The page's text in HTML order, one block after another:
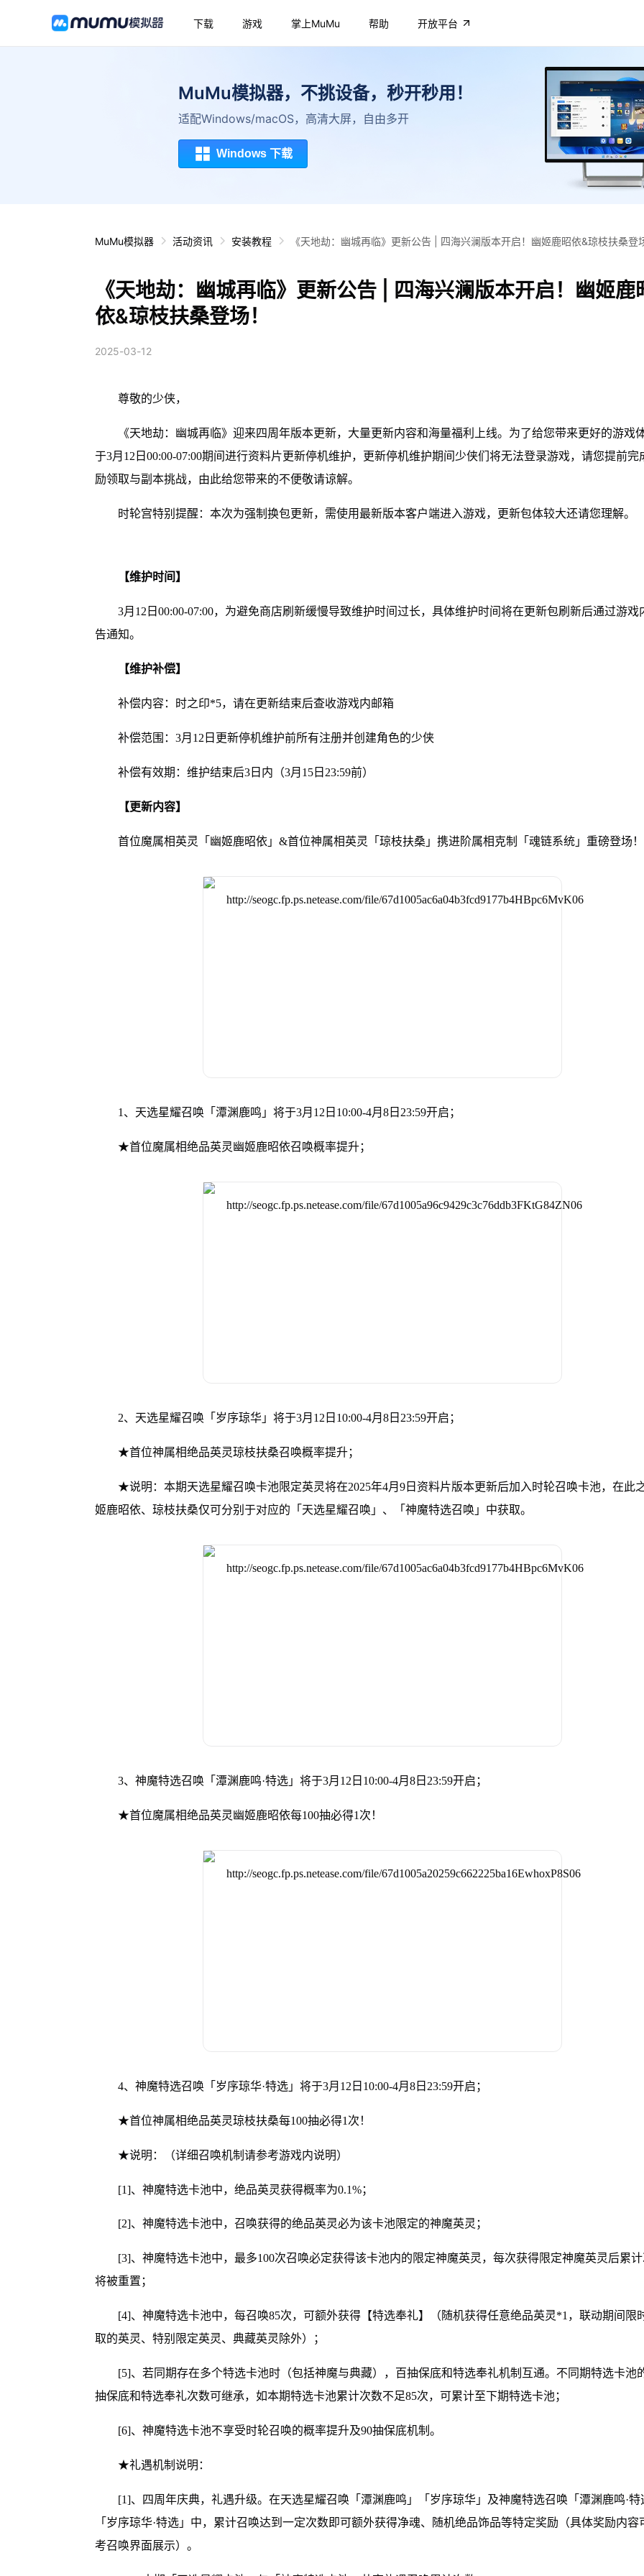
下载 游戏 掌上MuMu 帮助 开放平台
MuMu模拟器，不挑设备，秒开秒用！
适配Windows/macOS，高清大屏，自由多开
Windows 下载
MuMu模拟器 活动资讯 安装教程 《天地劫：幽城再临》更新公告 | 四海兴澜版本开启！幽姬鹿昭依&琼枝扶桑登
《天地劫：幽城再临》更新公告 | 四海兴澜版本开启！幽姬鹿
依&琼枝扶桑登场！
2025-03-12
尊敬的少侠，
《天地劫：幽城再临》迎来四周年版本更新，大量更新内容和海量福利上线。为了给您带来更好的游戏
于3月12日00:00-07:00期间进行资料片更新停机维护，更新停机维护期间少侠们将无法登录游戏，请您提前完
励领取与副本挑战，由此给您带来的不便敬请谅解。
时轮宫特别提醒：本次为强制换包更新，需使用最新版本客户端进入游戏，更新包体较大还请您理解。
【维护时间】
3月12日00:00-07:00，为避免商店刷新缓慢导致维护时间过长，具体维护时间将在更新包刷新后通过游戏
告通知。
【维护补偿】
补偿内容：时之印*5，请在更新结束后查收游戏内邮箱
补偿范围：3月12日更新停机维护前所有注册并创建角色的少侠
补偿有效期：维护结束后3日内（3月15日23:59前）
【更新内容】
首位魔属相英灵「幽姬鹿昭依」&首位神属相英灵「琼枝扶桑」携进阶属相克制「魂链系统」重磅登场！
1、天选星耀召唤「潭渊鹿鸣」将于3月12日10:00-4月8日23:59开启；
★首位魔属相绝品英灵幽姬鹿昭依召唤概率提升；
2、天选星耀召唤「岁序琼华」将于3月12日10:00-4月8日23:59开启；
★首位神属相绝品英灵琼枝扶桑召唤概率提升；
★说明：本期天选星耀召唤卡池限定英灵将在2025年4月9日资料片版本更新后加入时轮召唤卡池，在此
姬鹿昭依、琼枝扶桑仅可分别于对应的「天选星耀召唤」、「神魔特选召唤」中获取。
3、神魔特选召唤「潭渊鹿鸣·特选」将于3月12日10:00-4月8日23:59开启；
★首位魔属相绝品英灵幽姬鹿昭依每100抽必得1次！
4、神魔特选召唤「岁序琼华·特选」将于3月12日10:00-4月8日23:59开启；
★首位神属相绝品英灵琼枝扶桑每100抽必得1次！
★说明：（详细召唤机制请参考游戏内说明）
[1]、神魔特选卡池中，绝品英灵获得概率为0.1%；
[2]、神魔特选卡池中，召唤获得的绝品英灵必为该卡池限定的神魔英灵；
[3]、神魔特选卡池中，最多100次召唤必定获得该卡池内的限定神魔英灵，每次获得限定神魔英灵后累
将被重置；
[4]、神魔特选卡池中，每召唤85次，可额外获得【特选奉礼】（随机获得任意绝品英灵*1，联动期间限
取的英灵、特别限定英灵、典藏英灵除外）；
[5]、若同期存在多个特选卡池时（包括神魔与典藏），百抽保底和特选奉礼机制互通。不同期特选卡池
抽保底和特选奉礼次数可继承，如本期特选卡池累计次数不足85次，可累计至下期特选卡池；
[6]、神魔特选卡池不享受时轮召唤的概率提升及90抽保底机制。
★礼遇机制说明：
[1]、四周年庆典，礼遇升级。在天选星耀召唤「潭渊鹿鸣」「岁序琼华」及神魔特选召唤「潭渊鹿鸣·特
「岁序琼华·特选」中，累计召唤达到一定次数即可额外获得净魂、随机绝品饰品等特定奖励（具体奖励内容
考召唤界面展示）。